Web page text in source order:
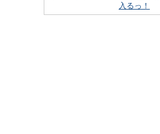
入るっ！